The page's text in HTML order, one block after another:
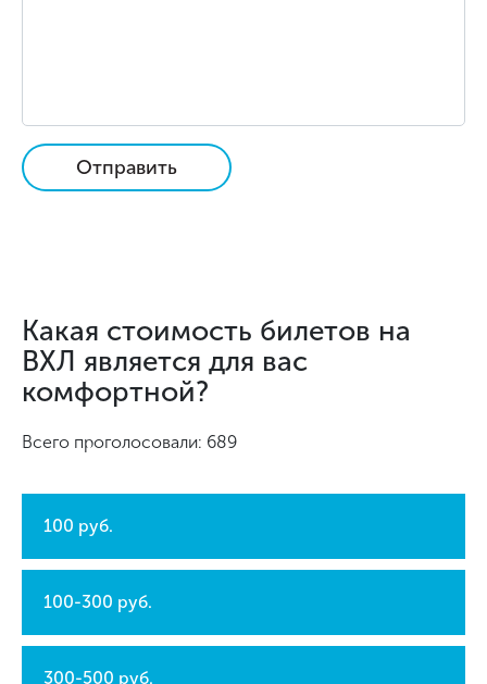
Отправить
Какая стоимость билетов на
ВХЛ является для вас
комфортной?
Всего проголосовали: 689
100 руб.
100-300 руб.
300-500 руб.